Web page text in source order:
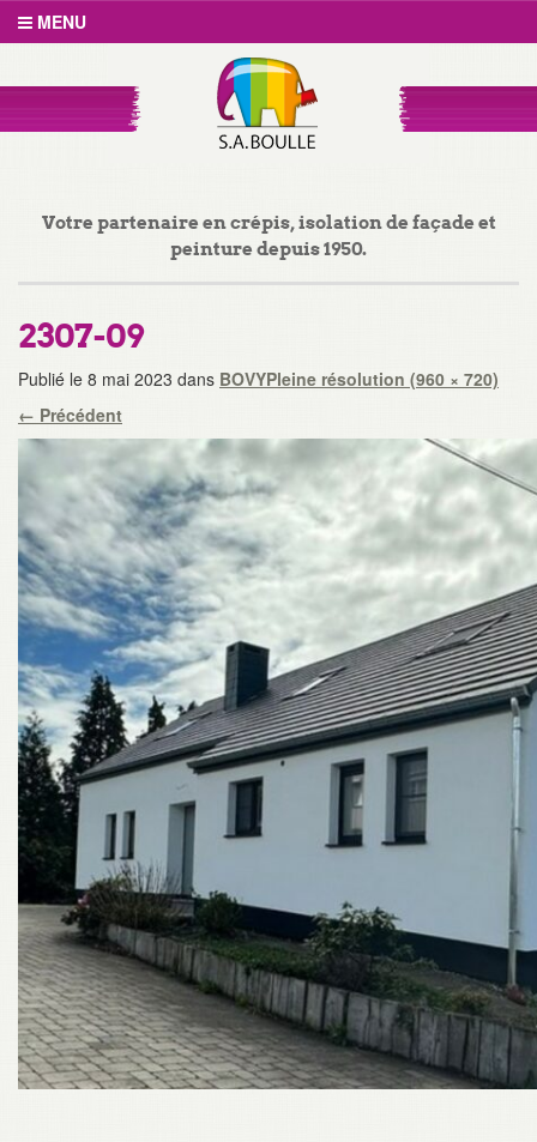
MENU
Votre partenaire en crépis, isolation de façade et
peinture depuis 1950.
2307-09
Publié le 8 mai 2023 dans BOVYPleine résolution (960 × 720)
← Précédent